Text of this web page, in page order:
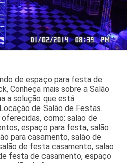
de espaço para festa de
Conheça mais sobre a Salão
a solução que está
de Salão de Festas.
como: salao de
espaço para festa, salão
para casamento, salão de
de festa casamento, salao
festa de casamento, espaço